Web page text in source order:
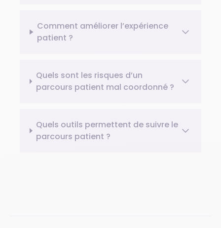
Comment améliorer l’expérience
patient ?
Quels sont les risques d’un
parcours patient mal coordonné ?
Quels outils permettent de suivre le
parcours patient ?